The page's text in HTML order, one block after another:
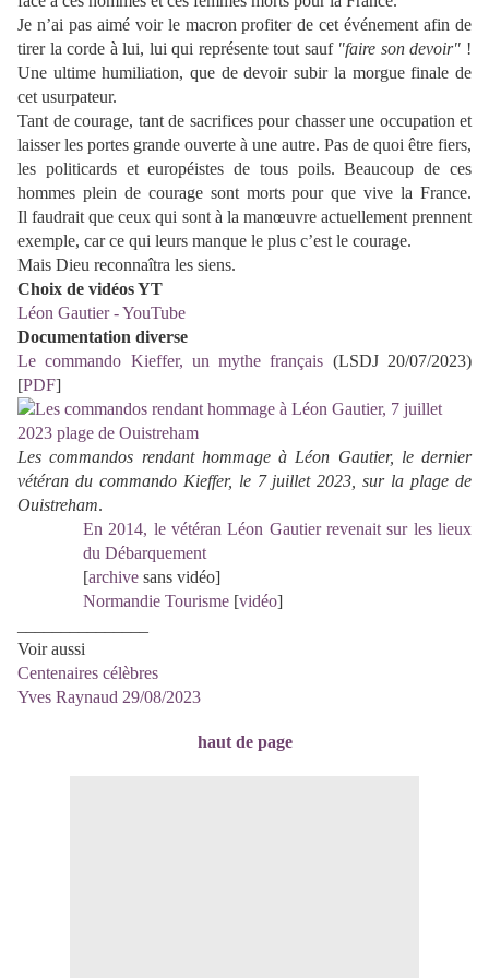
Je n’ai pas aimé voir le macron profiter de cet événement afin de
tirer la corde à lui, lui qui représente tout sauf "faire son devoir" !
Une ultime humiliation, que de devoir subir la morgue finale de
cet usurpateur.
Tant de courage, tant de sacrifices pour chasser une occupation et
laisser les portes grande ouverte à une autre. Pas de quoi être fiers,
les politicards et européistes de tous poils. Beaucoup de ces
hommes plein de courage sont morts pour que vive la France.
Il faudrait que ceux qui sont à la manœuvre actuellement prennent
exemple, car ce qui leurs manque le plus c’est le courage.
Mais Dieu reconnaîtra les siens.
Choix de vidéos YT
Léon Gautier - YouTube
Documentation diverse
Le commando Kieffer, un mythe français (LSDJ 20/07/2023)
[PDF]
Les commandos rendant hommage à Léon Gautier, le dernier
vétéran du commando Kieffer, le 7 juillet 2023, sur la plage de
Ouistreham.
En 2014, le vétéran Léon Gautier revenait sur les lieux
du Débarquement
[archive sans vidéo]
Normandie Tourisme [vidéo]
Voir aussi
Centenaires célèbres
Yves Raynaud 29/08/2023
haut de page